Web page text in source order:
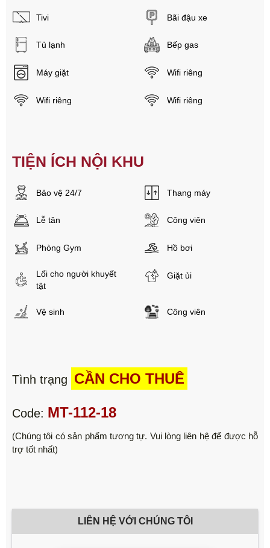
Tivi Bãi đậu xe
Tủ lạnh Bếp gas
Máy giặt Wifi riêng
Wifi riêng Wifi riêng
TIỆN ÍCH NỘI KHU
Bảo vệ 24/7 Thang máy
Lễ tân Công viên
Phòng Gym Hồ bơi
Lối cho người khuyết
tật
Giặt ủi
Vệ sinh Công viên
Tình trạng CẦN CHO THUÊ
Code: MT-112-18
(Chúng tôi có sản phẩm tương tự. Vui lòng liên hệ để được hỗ
trợ tốt nhất)
LIÊN HỆ VỚI CHÚNG TÔI